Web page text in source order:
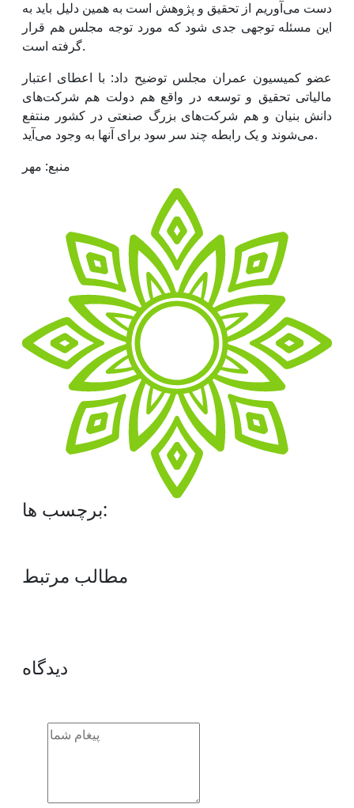
دست می‌آوریم از تحقیق و پژوهش است به همین دلیل باید به
این مسئله توجهی جدی شود که مورد توجه مجلس هم قرار
گرفته است.
عضو کمیسیون عمران مجلس توضیح داد: با اعطای اعتبار
مالیاتی تحقیق و توسعه در واقع هم دولت هم شرکت‌های
دانش بنیان و هم شرکت‌های بزرگ صنعتی در کشور منتفع
می‌شوند و یک رابطه چند سر سود برای آنها به وجود می‌آید.
منبع: مهر
برچسب ها:
مطالب مرتبط
دیدگاه